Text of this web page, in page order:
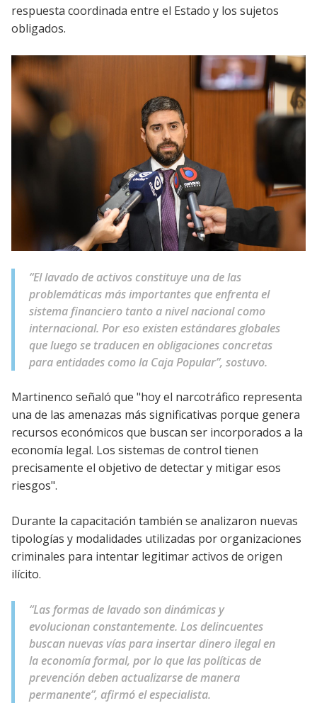
respuesta coordinada entre el Estado y los sujetos
obligados.
“El lavado de activos constituye una de las
problemáticas más importantes que enfrenta el
sistema financiero tanto a nivel nacional como
internacional. Por eso existen estándares globales
que luego se traducen en obligaciones concretas
para entidades como la Caja Popular”, sostuvo.
Martinenco señaló que "hoy el narcotráfico representa
una de las amenazas más significativas porque genera
recursos económicos que buscan ser incorporados a la
economía legal. Los sistemas de control tienen
precisamente el objetivo de detectar y mitigar esos
riesgos".
Durante la capacitación también se analizaron nuevas
tipologías y modalidades utilizadas por organizaciones
criminales para intentar legitimar activos de origen
ilícito.
“Las formas de lavado son dinámicas y
evolucionan constantemente. Los delincuentes
buscan nuevas vías para insertar dinero ilegal en
la economía formal, por lo que las políticas de
prevención deben actualizarse de manera
permanente”, afirmó el especialista.